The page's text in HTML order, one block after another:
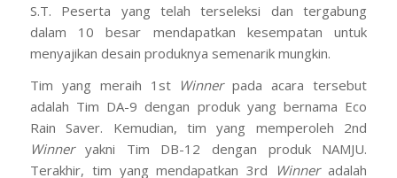
S.T. Peserta yang telah terseleksi dan tergabung
dalam 10 besar mendapatkan kesempatan untuk
menyajikan desain produknya semenarik mungkin.
Tim yang meraih 1st Winnerpada acara tersebut
adalah Tim DA-9 dengan produk yang bernama Eco
Rain Saver. Kemudian, tim yang memperoleh 2nd
Winneryakni Tim DB-12 dengan produk NAMJU.
Terakhir, tim yang mendapatkan 3rd
Winneradalah